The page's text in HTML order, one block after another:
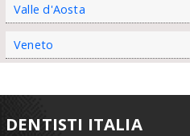
Valle d'Aosta
Veneto
DENTISTI ITALIA